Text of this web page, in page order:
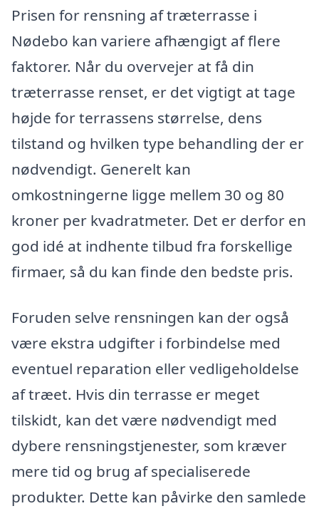
Prisen for rensning af træterrasse i
Nødebo kan variere afhængigt af flere
faktorer. Når du overvejer at få din
træterrasse renset, er det vigtigt at tage
højde for terrassens størrelse, dens
tilstand og hvilken type behandling der er
nødvendigt. Generelt kan
omkostningerne ligge mellem 30 og 80
kroner per kvadratmeter. Det er derfor en
god idé at indhente tilbud fra forskellige
firmaer, så du kan finde den bedste pris.
Foruden selve rensningen kan der også
være ekstra udgifter i forbindelse med
eventuel reparation eller vedligeholdelse
af træet. Hvis din terrasse er meget
tilskidt, kan det være nødvendigt med
dybere rensningstjenester, som kræver
mere tid og brug af specialiserede
produkter. Dette kan påvirke den samlede